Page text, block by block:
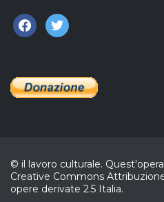
facebook
twitter
© il lavoro culturale.
Creative Commons
opere derivate 2.5 Italia.